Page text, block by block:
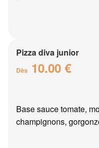
Pizza diva junior
Dès 10.00 €
Base sauce tomate,
champignons,